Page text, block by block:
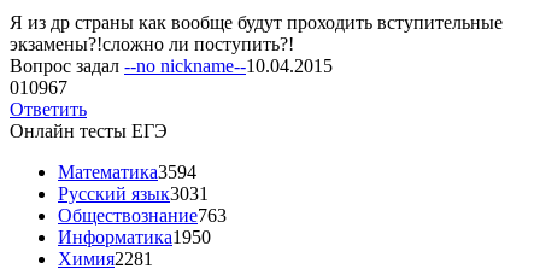
Я из др страны как вообще будут проходить вступительные
экзамены?!сложно ли поступить?!
Вопрос задал --no nickname--10.04.2015
010967
Ответить
Онлайн тесты ЕГЭ
Математика3594
Русский язык3031
Обществознание763
Информатика1950
Химия2281